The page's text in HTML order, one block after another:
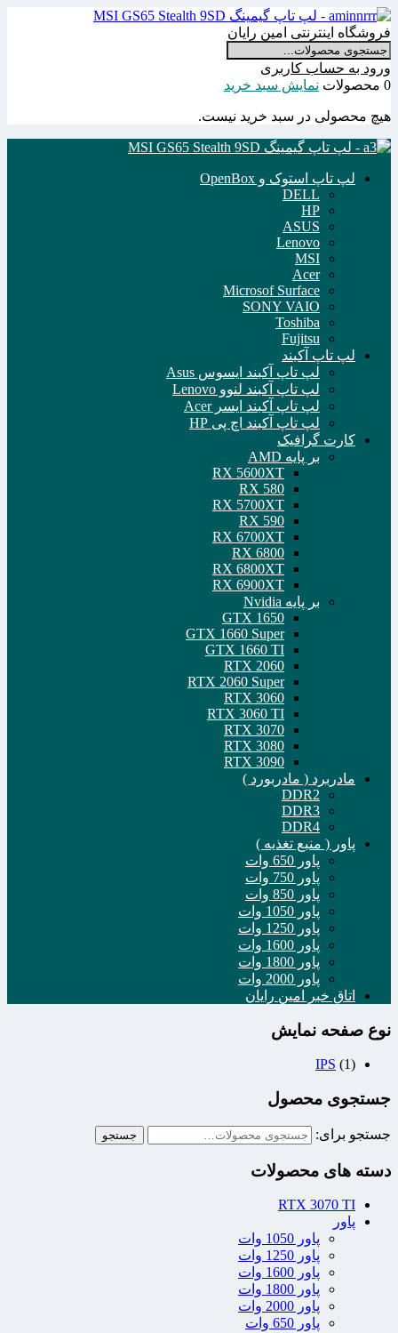
فروشگاه اینترنتی امین رایان
ورود به حساب کاربری
0 محصولات
نمایش سبد خرید
هیچ محصولی در سبد خرید نیست.
لپ تاپ استوک و OpenBox
DELL
HP
ASUS
Lenovo
MSI
Acer
Microsof Surface
SONY VAIO
Toshiba
Fujitsu
لپ تاپ آکبند
لپ تاپ آکبند ایسوس Asus
لپ تاپ آکبند لنوو Lenovo
لپ تاپ آکبند ایسر Acer
لپ تاپ آکبند اچ پی HP
کارت گرافیک
بر پایه AMD
RX 5600XT
RX 580
RX 5700XT
RX 590
RX 6700XT
RX 6800
RX 6800XT
RX 6900XT
بر پایه Nvidia
GTX 1650
GTX 1660 Super
GTX 1660 TI
RTX 2060
RTX 2060 Super
RTX 3060
RTX 3060 TI
RTX 3070
RTX 3080
RTX 3090
مادربرد ( مادربورد )
DDR2
DDR3
DDR4
پاور ( منبع تغذیه )
پاور 650 وات
پاور 750 وات
پاور 850 وات
پاور 1050 وات
پاور 1250 وات
پاور 1600 وات
پاور 1800 وات
پاور 2000 وات
اتاق خبر امین رایان
نوع صفحه نمایش
IPS (1)
جستجوی محصول
جستجو برای: جستجو
دسته های محصولات
RTX 3070 TI
پاور
پاور 1050 وات
پاور 1250 وات
پاور 1600 وات
پاور 1800 وات
پاور 2000 وات
پاور 650 وات